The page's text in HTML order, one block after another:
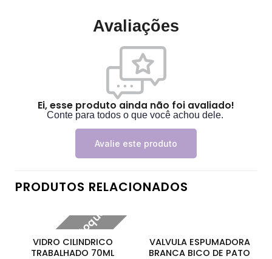
Avaliações
Ei, esse produto ainda não foi avaliado!
Conte para todos o que você achou dele.
Avalie este produto
PRODUTOS RELACIONADOS
Fora de estoque
VIDRO CILINDRICO
TRABALHADO 70ML
VALVULA ESPUMADORA
BRANCA BICO DE PATO